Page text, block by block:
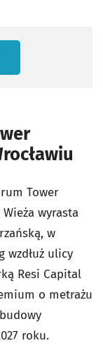
Tower
wyrasta
w
wzdłuż ulicy
Resi Capital
o metrażu
roku.